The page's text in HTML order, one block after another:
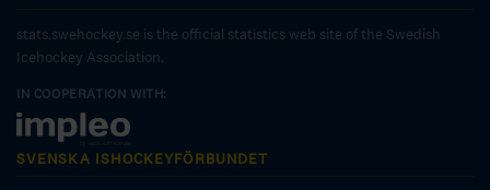
stats.swehockey.se is the official statistics web site of the Swedish
Icehockey Association.
IN COOPERATION WITH:
SVENSKA ISHOCKEYFÖRBUNDET